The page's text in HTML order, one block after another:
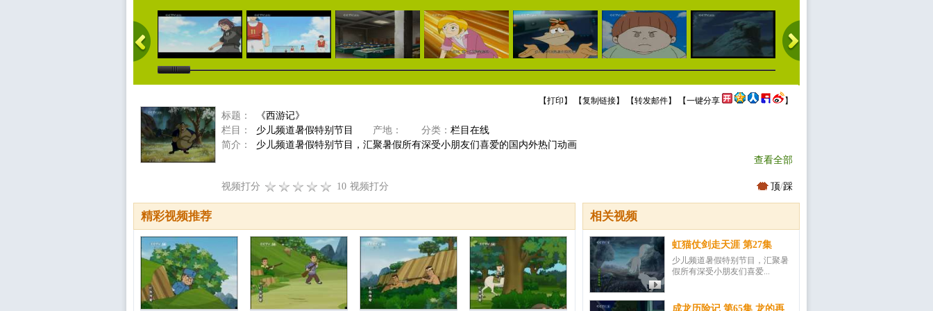
【打印 】 【复制链接】 【转发邮件】 【一键分享 】
标题：
《西游记》
栏目：
少儿频道暑假特别节目 产地： 分类： 栏目在线
简介：
少儿频道暑假特别节目，汇聚暑假所有深受小朋友们喜爱的国内外热门动画
查看全部
视频打分 10 视频打分 顶/踩
相关视频
虹猫仗剑走天涯 第27集
少儿频道暑假特别节目，汇聚暑
假所有深受小朋友们喜爱...
成龙历险记 第65集 龙的再
精彩视频推荐